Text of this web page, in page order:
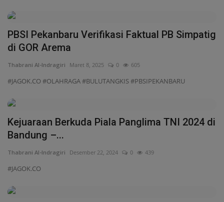
PBSI Pekanbaru Verifikasi Faktual PB Simpatig
di GOR Arema
Thabrani Al-Indragiri Maret 8, 2025 0 605
#JAGOK.CO #OLAHRAGA #BULUTANGKIS #PBSIPEKANBARU
Kejuaraan Berkuda Piala Panglima TNI 2024 di
Bandung –...
Thabrani Al-Indragiri Desember 22, 2024 0 439
#JAGOK.CO